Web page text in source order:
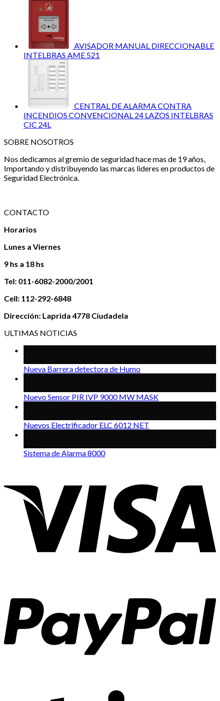
AVISADOR MANUAL DIRECCIONABLE
INTELBRAS AME 521
CENTRAL DE ALARMA CONTRA
INCENDIOS CONVENCIONAL 24 LAZOS INTELBRAS
CIC 24L
SOBRE NOSOTROS
Nos dedicamos al gremio de seguridad hace mas de 19 años,
Importando y distribuyendo las marcas lideres en productos de
Seguridad Electrónica.
CONTACTO
Horarios
Lunes a Viernes
9 hs a 18 hs
Tel: 011-6082-2000/2001
Cell: 112-292-6848
Dirección: Laprida 4778 Ciudadela
ULTIMAS NOTICIAS
Nueva Barrera detectora de Humo
Nuevo Sensor PIR IVP 9000 MW MASK
Nuevos Electrificador ELC 6012 NET
Sistema de Alarma 8000